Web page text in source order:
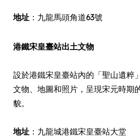
地址 ：九龍馬頭角道63號
港鐵宋皇臺站出土文物
設於港鐵宋皇臺站內的「聖山遺粹
文物、地圖和照片，呈現宋元時期
貌。
地址 ：九龍城港鐵宋皇臺站大堂